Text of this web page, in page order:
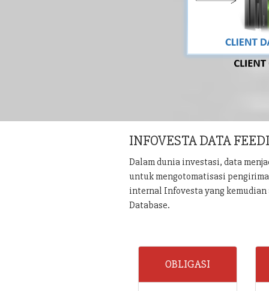
INFOVESTA DATA
Dalam dunia investasi, data
untuk mengotomatisasi
internal Infovesta yang
Database.
OBLIGASI